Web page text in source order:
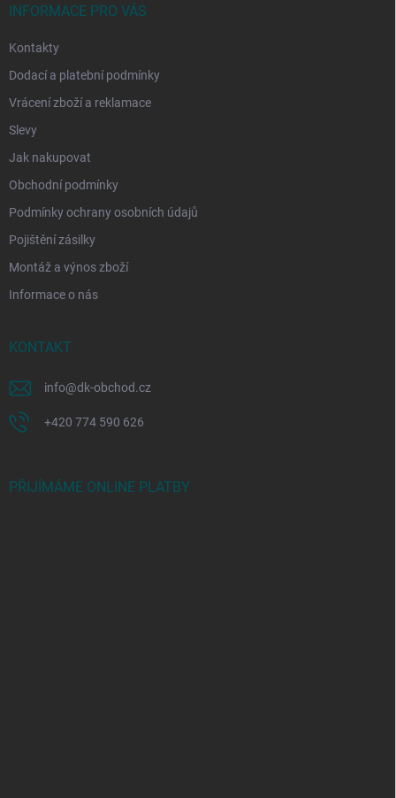
INFORMACE PRO VÁS
Kontakty
Dodací a platební podmínky
Vrácení zboží a reklamace
Slevy
Jak nakupovat
Obchodní podmínky
Podmínky ochrany osobních údajů
Pojištění zásilky
Montáž a výnos zboží
Informace o nás
KONTAKT
info@dk-obchod.cz
+420 774 590 626
PŘIJÍMÁME ONLINE PLATBY